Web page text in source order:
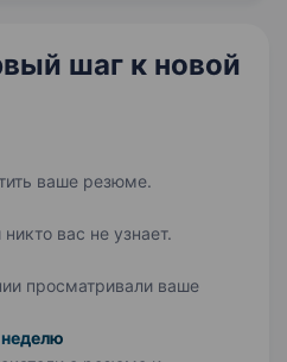
шаг к новой
ваше резюме.
вас не узнает.
просматривали ваше